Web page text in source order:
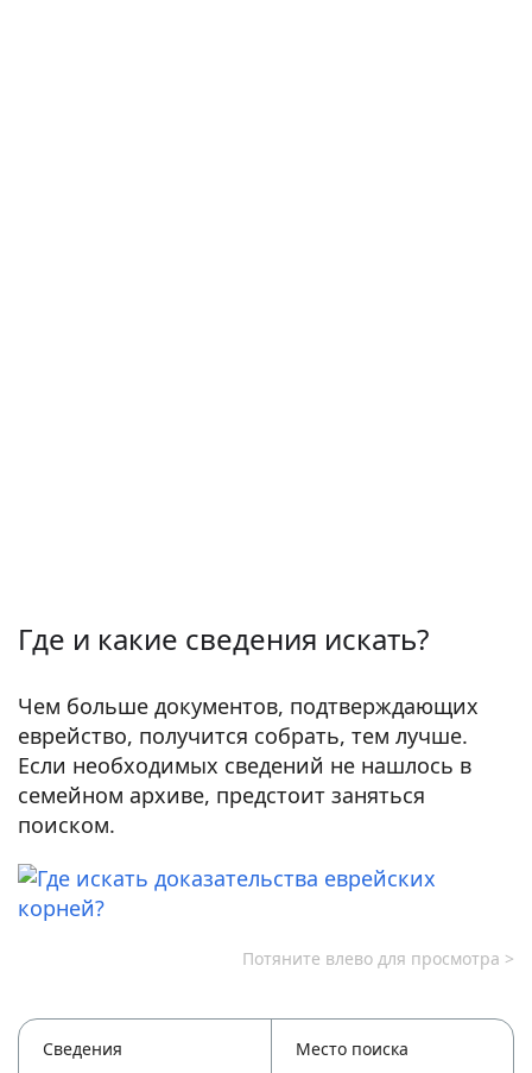
Где и какие сведения искать?
Чем больше документов, подтверждающих
еврейство, получится собрать, тем лучше.
Если необходимых сведений не нашлось в
семейном архиве, предстоит заняться
поиском.
Сведения Место поиска